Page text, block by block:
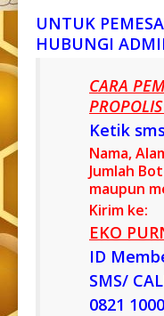
UNTUK
HUBUNGI
CARA
Ketik
Nama,
Jumlah
maupun
Kirim ke:
EKO
ID
SMS/
0821